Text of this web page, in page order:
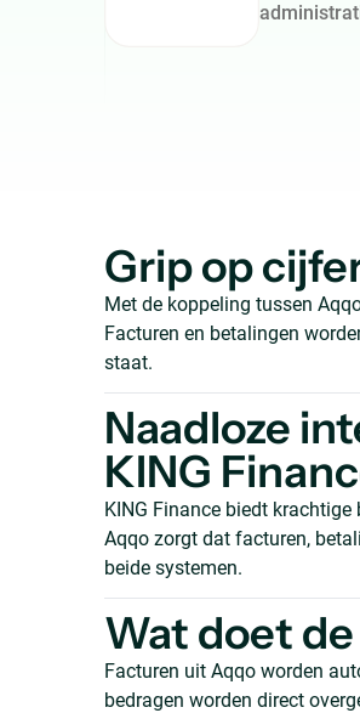
Grip op
Met de koppeling tussen
Facturen en betalingen
staat.
Naadloze
KING
KING Finance biedt
Aqqo zorgt dat facturen,
beide systemen.
Wat doet
Facturen uit Aqqo worden
bedragen worden direct